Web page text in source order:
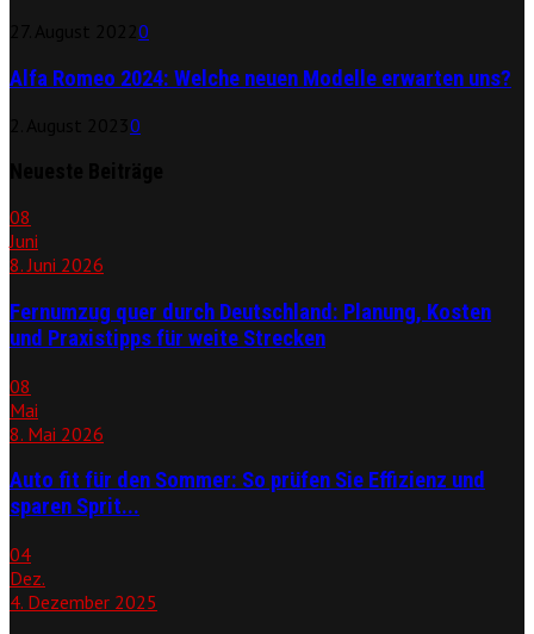
0
Alfa Romeo 2024: Welche neuen Modelle erwarten uns?
0
08
Juni
8. Juni 2026
Fernumzug quer durch Deutschland: Planung, Kosten
und Praxistipps für weite Strecken
08
Mai
8. Mai 2026
Auto fit für den Sommer: So prüfen Sie Effizienz und
sparen Sprit...
04
Dez.
4. Dezember 2025